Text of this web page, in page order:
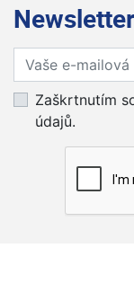
Newsletter
Přihlaste se k
Zaškrtnutím
údajů.